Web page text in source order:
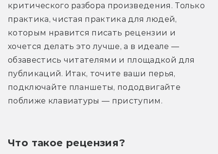
критического разбора произведения. Только
практика, чистая практика для людей,
которым нравится писать рецензии и
хочется делать это лучше, а в идеале —
обзавестись читателями и площадкой для
публикаций. Итак, точите ваши перья,
подключайте планшеты, пододвигайте
поближе клавиатуры — приступим.
Что такое рецензия?